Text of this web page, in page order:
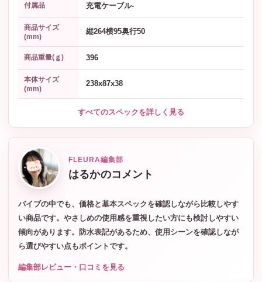
付属品 充電ケーブル-
商品サイズ
(mm)
縦264横95奥行50
商品重量(ｇ) 396
本体サイズ
(mm)
238x87x38
すべてのスペックを詳しく見る
FLEURA編集部
はるかのコメント
バイブの中でも、価格と基本スペックを確認しながら比較しやす
い商品です。やさしめの使用感を重視したい方にも検討しやすい
傾向があります。防水表記があるため、使用シーンを確認しなが
ら選びやすい点もポイントです。
編集部レビュー・口コミを見る